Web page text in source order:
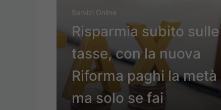
Servizi Online
Risparmia subito sulle
tasse, con la nuova
Riforma paghi la metà
ma solo se fai